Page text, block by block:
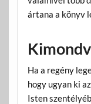
ártana a könyv
Ha a regény
hogy ugyan ki
Isten